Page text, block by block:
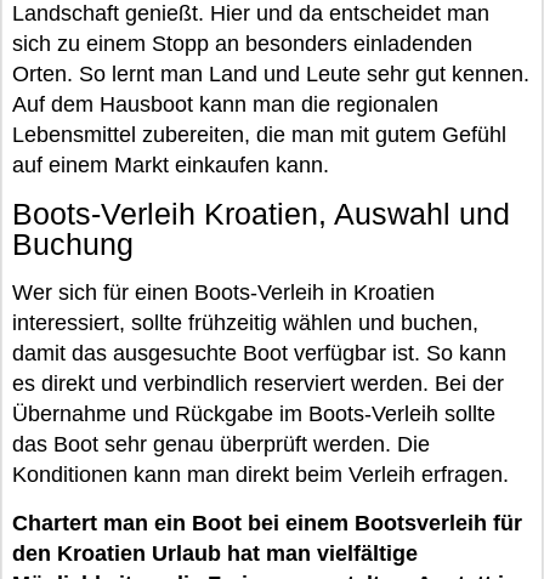
Landschaft genießt. Hier und da entscheidet man
sich zu einem Stopp an besonders einladenden
Orten. So lernt man Land und Leute sehr gut kennen.
Auf dem Hausboot kann man die regionalen
Lebensmittel zubereiten, die man mit gutem Gefühl
auf einem Markt einkaufen kann.
Boots-Verleih Kroatien, Auswahl und
Buchung
Wer sich für einen Boots-Verleih in Kroatien
interessiert, sollte frühzeitig wählen und buchen,
damit das ausgesuchte Boot verfügbar ist. So kann
es direkt und verbindlich reserviert werden. Bei der
Übernahme und Rückgabe im Boots-Verleih sollte
das Boot sehr genau überprüft werden. Die
Konditionen kann man direkt beim Verleih erfragen.
Chartert man ein Boot bei einem Bootsverleih für
den Kroatien Urlaub hat man vielfältige